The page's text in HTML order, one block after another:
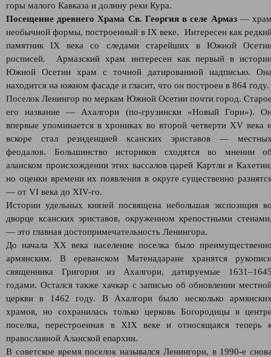
горы малого Кавказа и долину реки Кура.
Посещение древнего Храма Св. Георгия в селе Армаз—
необычной формы, построенный в IX веке. Интересен как
памятник IX века со следами старейших в Южной
росписей. Армазский храм интересен как первый в
Южной Осетии храм с точной датированной надписью.
находится на южном фасаде и гласит, что он построен в 864 году.
Поселок Ленингор по меркам Южной Осетии почти город.
его название — Ахалгори (по-грузински «Новый Гори»).
впервые упоминается в хрониках во второй четверти XV века
вскоре стал резиденцией ксанских эриставов —
феодалов. Большинство историков сходятся во мнении
аланском происхождении этих вассалов царей Картли и
но оценки времени их появления в округе существенно
— от VI века до XIV-го.
Истории удельных князей посвящена небольшая экспозиция
дворце ксанских эриставов, окруженном крепостными
— это главная достопримечательность Ленингора.
До начала XX века население поселка было
армянским. В ереванском Матенадаране хранятся
священника Григория из Ахалгори, датируемые
годами. Остался также хачкар с записью об обновлении
церкви в 1462 году. В Ахалгори было несколько
храмов, но сохранилась только церковь Богородицы в
поселка, перестроенная в XIX веке и относящаяся теперь
православной Аланской епархии.
В советское время поселок назывался Ленингори, в 1990-е